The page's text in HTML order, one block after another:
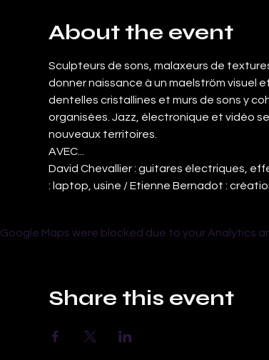
About the event
Sculpteurs de sons, malaxeurs de
donner naissance à un maelström visuel
dentelles cristallines et murs de sons y
organisées. Jazz, électronique et vidéo
nouveaux territoires.
AVEC...
David Chevallier : guitares électriques,
: laptop, usine / Etienne Bernadot :
Google Maps were blocked due to your Analytics
Share this event